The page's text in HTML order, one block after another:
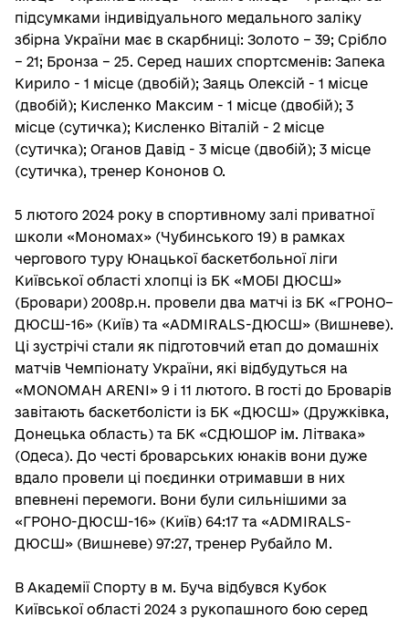
підсумками індивідуального медального заліку
збірна України має в скарбниці: Золото – 39; Срібло
– 21; Бронза – 25. Серед наших спортсменів: Запека
Кирило - 1 місце (двобій); Заяць Олексій - 1 місце
(двобій); Кисленко Максим - 1 місце (двобій); 3
місце (сутичка); Кисленко Віталій - 2 місце
(сутичка); Оганов Давід - 3 місце (двобій); 3 місце
(сутичка), тренер Кононов О.
5 лютого 2024 року в спортивному залі приватної
школи «Мономах» (Чубинського 19) в рамках
чергового туру Юнацької баскетбольної ліги
Київської області хлопці із БК «МОБІ ДЮСШ»
(Бровари) 2008р.н. провели два матчі із БК «ГРОНО–
ДЮСШ-16» (Київ) та «ADMIRALS-ДЮСШ» (Вишневе).
Ці зустрічі стали як підготовчий етап до домашніх
матчів Чемпіонату України, які відбудуться на
«MONOMAH ARENI» 9 і 11 лютого. В гості до Броварів
завітають баскетболісти із БК «ДЮСШ» (Дружківка,
Донецька область) та БК «СДЮШОР ім. Літвака»
(Одеса). До честі броварських юнаків вони дуже
вдало провели ці поєдинки отримавши в них
впевнені перемоги. Вони були сильнішими за
«ГРОНО-ДЮСШ-16» (Київ) 64:17 та «ADMIRALS-
ДЮСШ» (Вишневе) 97:27, тренер Рубайло М.
В Академії Спорту в м. Буча відбувся Кубок
Київської області 2024 з рукопашного бою серед